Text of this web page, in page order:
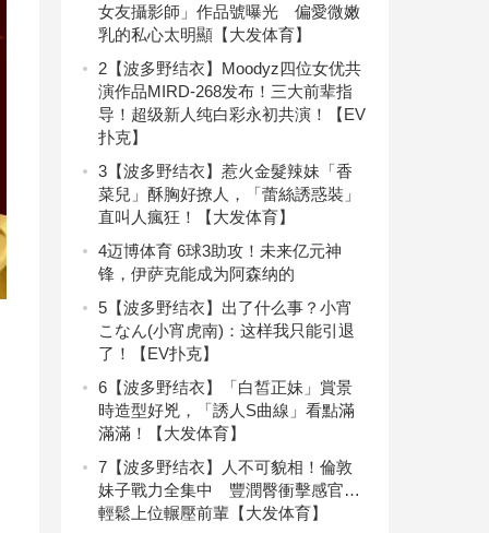
是2021年出道的她？【EV扑克】
女友攝影師」作品號曝光 偏愛微嫩
乳的私心太明顯【大发体育】
2 【波多野结衣】Moodyz四位女优共
演作品MIRD-268发布！三大前辈指
导！超级新人纯白彩永初共演！【EV
扑克】
3 【波多野结衣】惹火金髮辣妹「香
菜兒」酥胸好撩人，「蕾絲誘惑裝」
直叫人瘋狂！【大发体育】
4迈博体育 6球3助攻！未来亿元神
锋，伊萨克能成为阿森纳的
5 【波多野结衣】出了什么事？小宵
こなん(小宵虎南)：这样我只能引退
了！【EV扑克】
6 【波多野结衣】「白皙正妹」賞景
時造型好兇，「誘人S曲線」看點滿
滿滿！【大发体育】
7 【波多野结衣】人不可貌相！倫敦
妹子戰力全集中 豐潤臀衝擊感官…
輕鬆上位輾壓前輩【大发体育】